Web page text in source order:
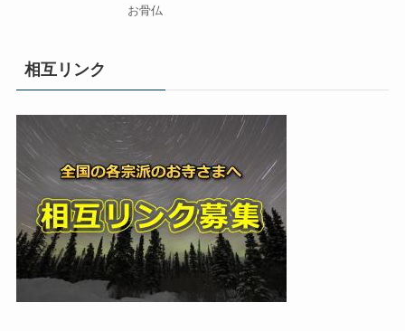
お骨仏
相互リンク